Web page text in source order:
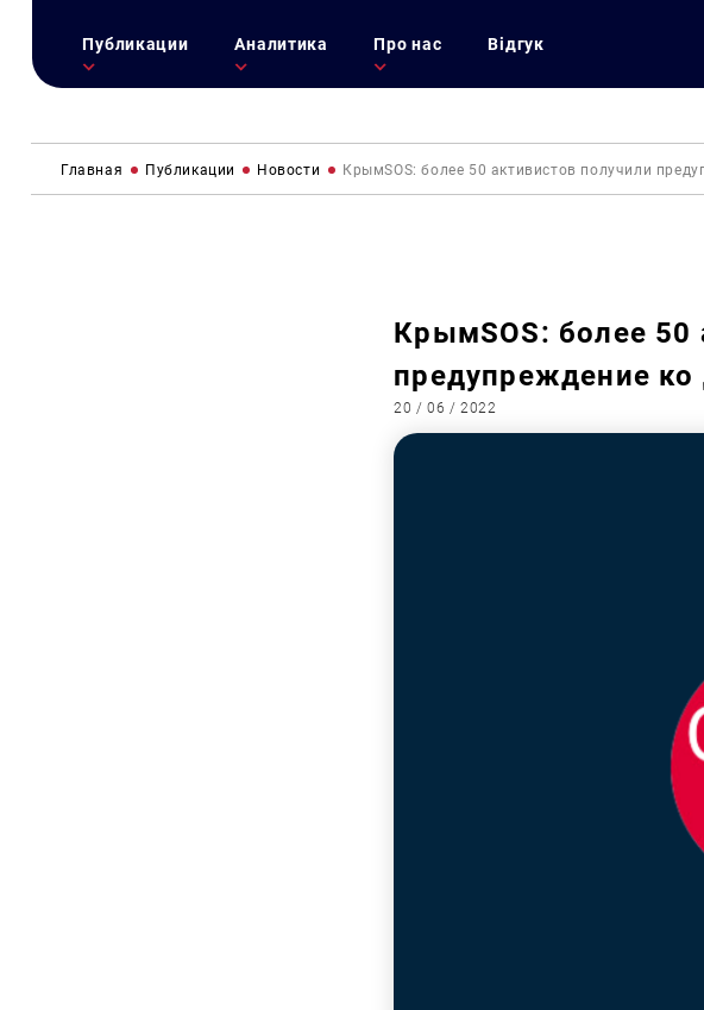
Публикации Аналитика Про нас Відгук
Главная Публикации Новости КрымSOS: более 50 активистов получили
КрымSOS: более 50
предупреждение
20 / 06 / 2022